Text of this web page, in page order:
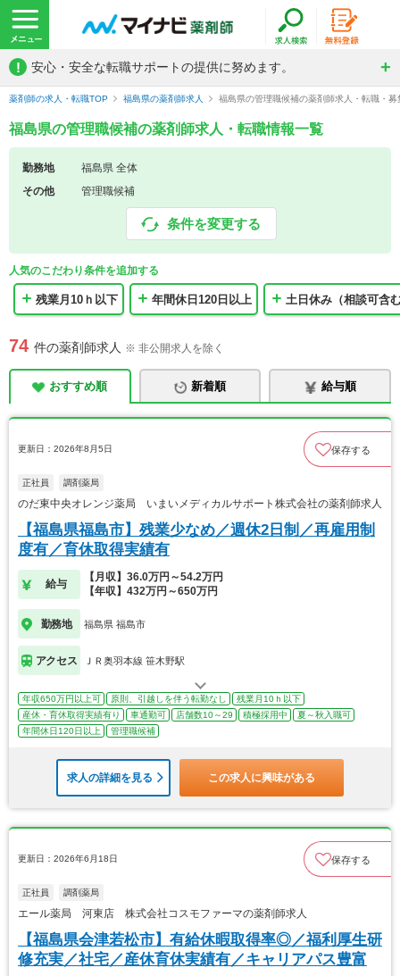
! 安心・安全な転職サポートの提供に努めます。
薬剤師の求人・転職TOP 福島県の薬剤師求人 福島県の管理職候補の薬剤師求人・転職・募
福島県の管理職候補の薬剤師求人・転職情報一覧
勤務地
福島県 全体
その他
管理職候補
条件を変更する
人気のこだわり条件を追加する
残業月10ｈ以下 年間休日120日以上 土日休み（相談可含
74 件の薬剤師求人 ※ 非公開求人を除く
おすすめ順 新着順 給与順
更新日：2026年8月5日 保存する
正社員 調剤薬局
のだ東中央オレンジ薬局 いまいメディカルサポート株式会社の薬剤師求人
【福島県福島市】残業少なめ／週休2日制／再雇用制
度有／育休取得実績有
給与
【月収】36.0万円～54.2万円
【年収】432万円～650万円
勤務地 福島県 福島市
アクセス ＪＲ奥羽本線 笹木野駅
年収650万円以上可 原則、引越しを伴う転勤なし
残業月10ｈ以下
産休・育休取得実績有り
車通勤可 店舗数10～29 積極採用中
夏～秋入職可
年間休日120日以上
管理職候補
求人の詳細を見る この求人に興味がある
更新日：2026年6月18日 保存する
正社員 調剤薬局
エール薬局 河東店 株式会社コスモファーマの薬剤師求人
【福島県会津若松市】有給休暇取得率◎／福利厚生研
修充実／社宅／産休育休実績有／キャリアパス豊富